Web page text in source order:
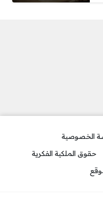
الخصوصية
حقوق الملكية الفكرية